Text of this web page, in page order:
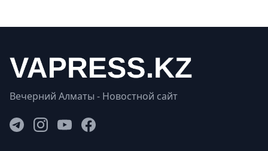
Вечерний Алматы - Новостной сайт